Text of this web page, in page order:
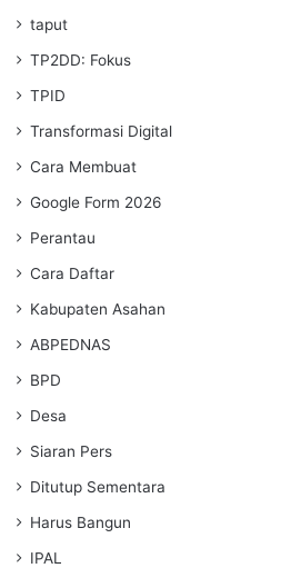
taput
TP2DD: Fokus
TPID
Transformasi Digital
Cara Membuat
Google Form 2026
Perantau
Cara Daftar
Kabupaten Asahan
ABPEDNAS
BPD
Desa
Siaran Pers
Ditutup Sementara
Harus Bangun
IPAL